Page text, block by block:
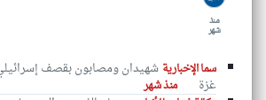
منذ
شهر
سما الإخبارية شهيدان ومصابون بقصف
غزة
منذ شهر